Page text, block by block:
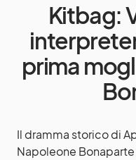
Kitbag:
prima
Il dramma storico di
Napoleone